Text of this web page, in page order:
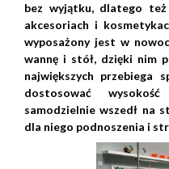
bez wyjątku, dlatego też
akcesoriach i
wyposażony jest w
wannę i stół, dzięki nim
największych przebiega
dostosować
samodzielnie wszedł na
dla niego podnoszenia i